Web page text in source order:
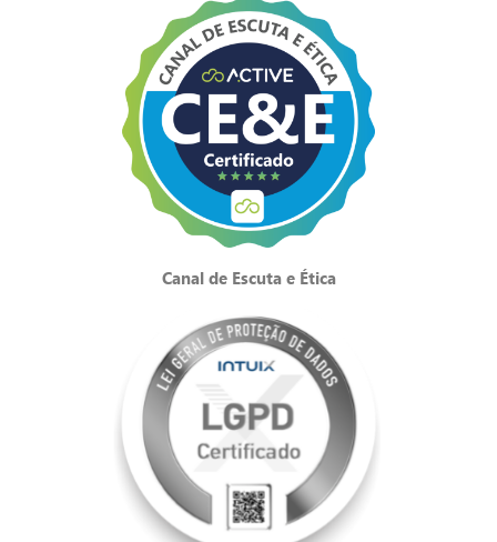
Canal de Escuta e Ética